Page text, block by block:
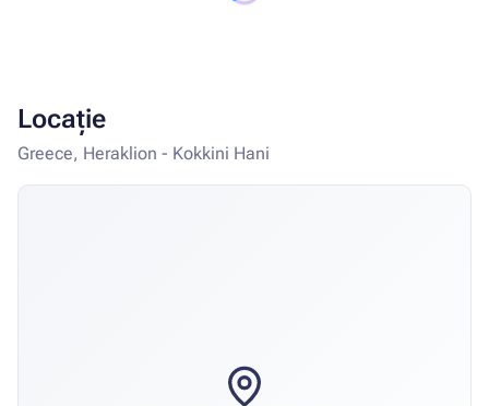
Locație
Greece, Heraklion - Kokkini Hani